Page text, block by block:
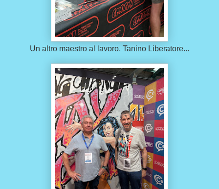
Un altro maestro al lavoro, Tanino Liberatore...